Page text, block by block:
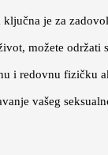
je za
možete održati
i redovnu fizičku
vašeg